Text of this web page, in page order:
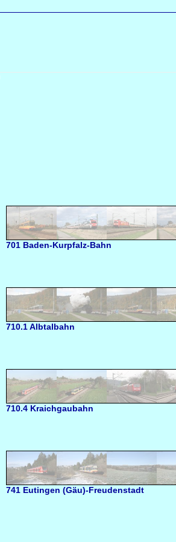
701 Baden-Kurpfalz-Bahn
710.1 Albtalbahn
710.4 Kraichgaubahn
741 Eutingen (Gäu)-Freudenstadt